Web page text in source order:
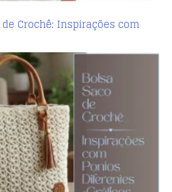
de Crochê: Inspirações com